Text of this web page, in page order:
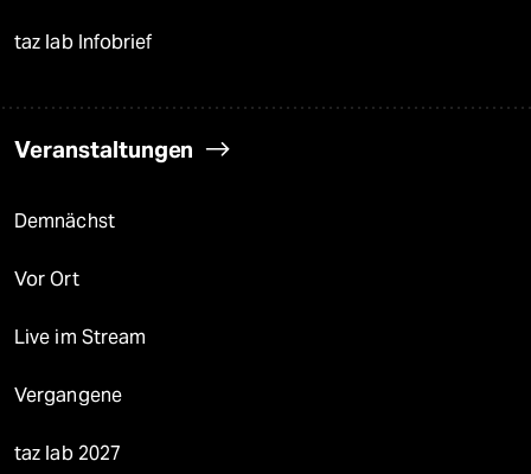
taz lab Infobrief
Veranstaltungen
Demnächst
Vor Ort
Live im Stream
Vergangene
taz lab 2027